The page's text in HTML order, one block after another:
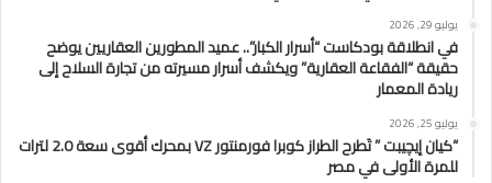
يوليو 29, 2026
في انطلاقة بودكاست “أسرار الكبار”.. عميد المطورين العقاريين يوضح
حقيقة “الفقاعة العقارية” ويكشف أسرار مسيرته من تجارة السلاح إلى
ريادة المعمار
يوليو 25, 2026
“كيان إيچيبت ” تَطرح الطراز كوبرا فورمنتور VZ بمحرك أقوى سعة 2.0 لترات
للمرة الأولى في مصر